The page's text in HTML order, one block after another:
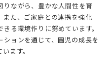
りながら、豊かな人間性を育
また、ご家庭との連携を強化
る環境作りに努めています。
ョンを通じて、園児の成長を
ます。